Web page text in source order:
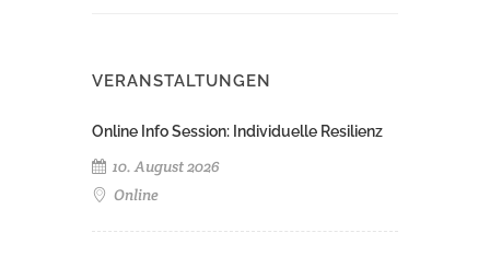
VERANSTALTUNGEN
Online Info Session: Individuelle Resilienz
10. August 2026
Online